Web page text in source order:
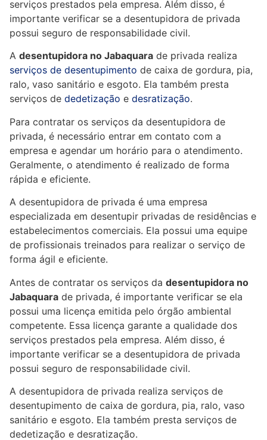
serviços prestados pela empresa. Além disso, é
importante verificar se a desentupidora de privada
possui seguro de responsabilidade civil.
A desentupidora no Jabaquara de privada realiza
serviços de desentupimento de caixa de gordura, pia,
ralo, vaso sanitário e esgoto. Ela também presta
serviços de dedetização e desratização.
Para contratar os serviços da desentupidora de
privada, é necessário entrar em contato com a
empresa e agendar um horário para o atendimento.
Geralmente, o atendimento é realizado de forma
rápida e eficiente.
A desentupidora de privada é uma empresa
especializada em desentupir privadas de residências e
estabelecimentos comerciais. Ela possui uma equipe
de profissionais treinados para realizar o serviço de
forma ágil e eficiente.
Antes de contratar os serviços da desentupidora no
Jabaquara de privada, é importante verificar se ela
possui uma licença emitida pelo órgão ambiental
competente. Essa licença garante a qualidade dos
serviços prestados pela empresa. Além disso, é
importante verificar se a desentupidora de privada
possui seguro de responsabilidade civil.
A desentupidora de privada realiza serviços de
desentupimento de caixa de gordura, pia, ralo, vaso
sanitário e esgoto. Ela também presta serviços de
dedetização e desratização.